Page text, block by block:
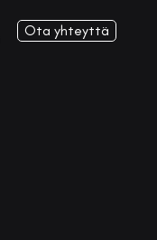
Ota yhteyttä